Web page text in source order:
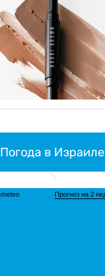
Погода в Израиле